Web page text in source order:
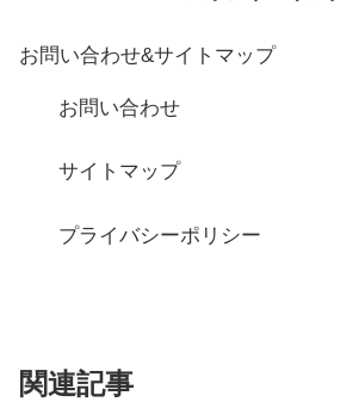
お問い合わせ&サイトマップ
お問い合わせ
サイトマップ
プライバシーポリシー
関連記事